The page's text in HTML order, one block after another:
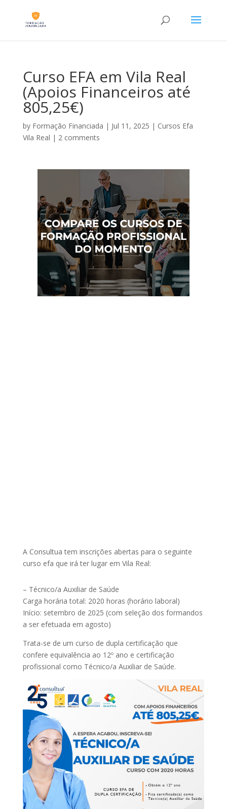
Curso EFA em Vila Real
(Apoios Financeiros até
805,25€)
by Formação Financiada | Jul 11, 2025 | Cursos Efa
Vila Real | 2 comments
A Consultua tem inscrições abertas para o seguinte
curso efa que irá ter lugar em Vila Real:
– Técnico/a Auxiliar de Saúde
Carga horária total: 2020 horas (horário laboral)
Início: setembro de 2025 (com seleção dos formandos
a ser efetuada em agosto)
Trata-se de um curso de dupla certificação que
confere equivalência ao 12º ano e certificação
profissional como Técnico/a Auxiliar de Saúde.